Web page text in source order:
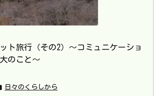
ト旅行（その2）～コミュニケーショ
のこと～
日々のくらしから